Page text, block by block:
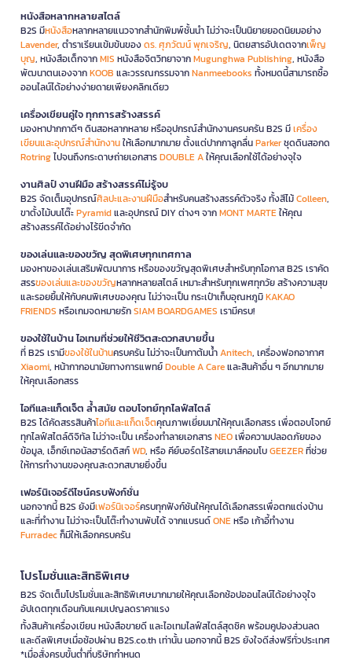
หนังสือหลากหลายสไตล์
B2S มีหนังสือหลากหลายแนวจากสำนักพิมพ์ชั้นนำ ไม่ว่าจะเป็นนิยายยอดนิยมอย่าง
Lavender, ตำราเรียนเข้มข้นของดร. ศุภวัฒน์ พุกเจริญ, นิตยสารอัปเดตจากเพ็ญ
บุญ, หนังสือเด็กจากMIS หนังสือจิตวิทยาจากMugunghwa Publishing, หนังสือ
พัฒนาตนเองจากKOOB และวรรณกรรมจากNanmeebooks ทั้งหมดนี้สามารถซื้อ
ออนไลน์ได้อย่างง่ายดายเพียงคลิกเดียว
เครื่องเขียนคู่ใจ ทุกการสร้างสรรค์
มองหาปากกาดีๆ ดินสอหลากหลาย หรืออุปกรณ์สำนักงานครบครัน B2S มีเครื่อง
เขียนและอุปกรณ์สำนักงานให้เลือกมากมาย ตั้งแต่ปากกาลูกลื่นParkerชุดดินสอกด
Rotringไปจนถึงกระดาษถ่ายเอกสารDOUBLE Aให้คุณเลือกใช้ได้อย่างจุใจ
งานศิลป์ งานฝีมือ สร้างสรรค์ไม่รู้จบ
B2S จัดเต็มอุปกรณ์ศิลปะและงานฝีมือสำหรับคนสร้างสรรค์ตัวจริง ทั้งสีไม้Colleen,
ขาตั้งไม้บนโต๊ะPyramidและอุปกรณ์ DIY ต่างๆ จากMONT MARTEให้คุณ
สร้างสรรค์ได้อย่างไร้ขีดจำกัด
ของเล่นและของขวัญ สุดพิเศษทุกเทศกาล
มองหาของเล่นเสริมพัฒนาการ หรือของขวัญสุดพิเศษสำหรับทุกโอกาส B2S เราคัด
สรรของเล่นและของขวัญหลากหลายสไตล์ เหมาะสำหรับทุกเพศทุกวัย สร้างความสุข
และรอยยิ้มให้กับคนพิเศษของคุณ ไม่ว่าจะเป็น กระเป๋าเก็บอุณหภูมิKAKAO
FRIENDS หรือเกมจดหมายรักSIAM BOARDGAMES เรามีครบ!
ของใช้ในบ้าน ไอเทมที่ช่วยให้ชีวิตสะดวกสบายขึ้น
ที่ B2S เรามีของใช้ในบ้านครบครัน ไม่ว่าจะเป็นกาต้มน้ำAnitech, เครื่องฟอกอากาศ
Xiaomi, หน้ากากอนามัยทางการแพทย์Double A Careและสินค้าอื่น ๆ อีกมากมาย
ให้คุณเลือกสรร
ไอทีและแก็ดเจ็ต ล้ำสมัย ตอบโจทย์ทุกไลฟ์สไตล์
B2S ได้คัดสรรสินค้าไอทีและแก็ดเจ็ตคุณภาพเยี่ยมมาให้คุณเลือกสรร เพื่อตอบโจทย์
ทุกไลฟ์สไตล์ดิจิทัล ไม่ว่าจะเป็น เครื่องทำลายเอกสารNEOเพื่อความปลอดภัยของ
ข้อมูล, เอ็กซ์เทอนัลฮาร์ดดิสก์WD, หรือ คีย์บอร์ดไร้สายเมาส์คอมโบGEEZERที่ช่วย
ให้การทำงานของคุณสะดวกสบายยิ่งขึ้น
เฟอร์นิเจอร์ดีไซน์ครบฟังก์ชั่น
นอกจากนี้ B2S ยังมีเฟอร์นิเจอร์ครบทุกฟังก์ชันให้คุณได้เลือกสรรเพื่อตกแต่งบ้าน
และที่ทำงาน ไม่ว่าจะเป็นโต๊ะทำงานพับได้ จากแบรนด์ONEหรือ เก้าอี้ทำงาน
Furradecก็มีให้เลือกครบครัน
โปรโมชั่นและสิทธิพิเศษ
B2S จัดเต็มโปรโมชั่นและสิทธิพิเศษมากมายให้คุณเลือกช้อปออนไลน์ได้อย่างจุใจ
อัปเดตทุกเดือนกับแคมเปญลดราคาแรง
ทั้งสินค้าเครื่องเขียน หนังสือขายดี และไอเทมไลฟ์สไตล์สุดชิค พร้อมคูปองส่วนลด
และดีลพิเศษเมื่อช้อปผ่าน B2S.co.th เท่านั้น นอกจากนี้ B2S ยังใจดีส่งฟรีทั่วประเทศ
*เมื่อสั่งครบขั้นต่ำที่บริษัทกำหนด